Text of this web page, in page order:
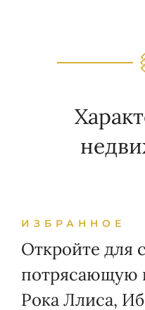
ИЗБРАННОЕ
Откройте для
потрясающую
Рока Ллиса,